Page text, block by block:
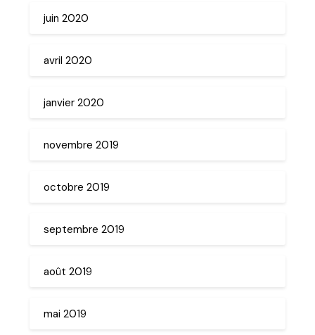
juin 2020
avril 2020
janvier 2020
novembre 2019
octobre 2019
septembre 2019
août 2019
mai 2019